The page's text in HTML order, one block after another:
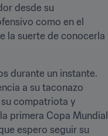
desde su
como en el
la suerte de conocerla
durante un instante.
a su taconazo
compatriota y
primera Copa Mundial
espero seguir su